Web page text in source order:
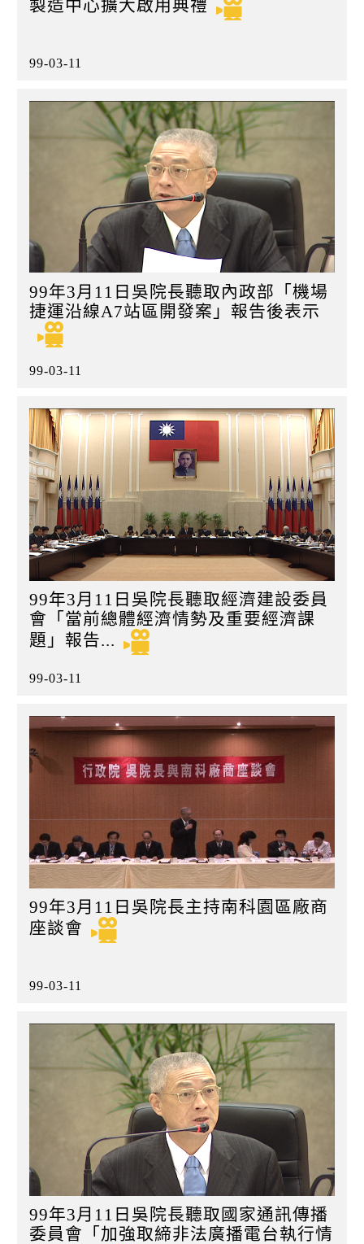
製造中心擴大啟用典禮
99-03-11
99年3月11日吳院長聽取內政部「機場
捷運沿線A7站區開發案」報告後表示
99-03-11
99年3月11日吳院長聽取經濟建設委員
會「當前總體經濟情勢及重要經濟課
題」報告...
99-03-11
99年3月11日吳院長主持南科園區廠商
座談會
99-03-11
99年3月11日吳院長聽取國家通訊傳播
委員會「加強取締非法廣播電台執行情